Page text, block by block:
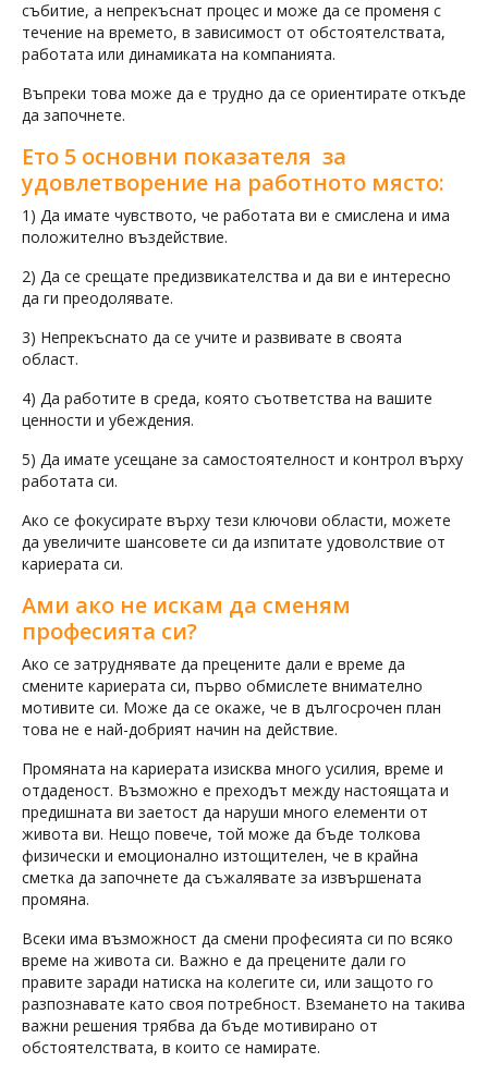
събитие, а непрекъснат процес и може да се променя с
течение на времето, в зависимост от обстоятелствата,
работата или динамиката на компанията.
Въпреки това може да е трудно да се ориентирате откъде
да започнете.
Ето 5 основни показателя за
удовлетворение на работното място:
1) Да имате чувството, че работата ви е смислена и има
положително въздействие.
2) Да се срещате предизвикателства и да ви е интересно
да ги преодолявате.
3) Непрекъснато да се учите и развивате в своята
област.
4) Да работите в среда, която съответства на вашите
ценности и убеждения.
5) Да имате усещане за самостоятелност и контрол върху
работата си.
Ако се фокусирате върху тези ключови области, можете
да увеличите шансовете си да изпитате удоволствие от
кариерата си.
Ами ако не искам да сменям
професията си?
Ако се затруднявате да прецените дали е време да
смените кариерата си, първо обмислете внимателно
мотивите си. Може да се окаже, че в дългосрочен план
това не е най-добрият начин на действие.
Промяната на кариерата изисква много усилия, време и
отдаденост. Възможно е преходът между настоящата и
предишната ви заетост да наруши много елементи от
живота ви. Нещо повече, той може да бъде толкова
физически и емоционално изтощителен, че в крайна
сметка да започнете да съжалявате за извършената
промяна.
Всеки има възможност да смени професията си по всяко
време на живота си. Важно е да прецените дали го
правите заради натиска на колегите си, или защото го
разпознавате като своя потребност. Вземането на такива
важни решения трябва да бъде мотивирано от
обстоятелствата, в които се намирате.